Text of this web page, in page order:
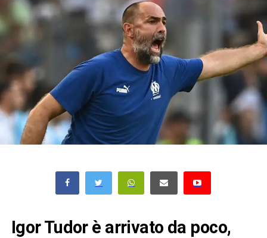
Igor Tudor è arrivato da poco,